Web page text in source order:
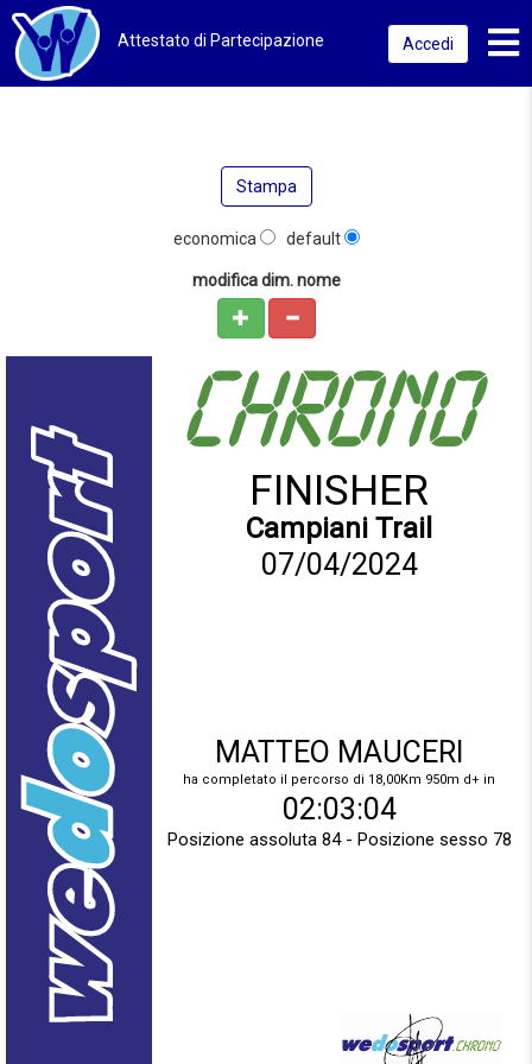
Attestato di Partecipazione Accedi
Stampa
economica default
modifica dim. nome
FINISHER
Campiani Trail
MATTEO MAUCERI
ha completato il percorso di 18,00Km 950m d+ in
Posizione assoluta 84 - Posizione sesso 78
02:03:04
07/04/2024